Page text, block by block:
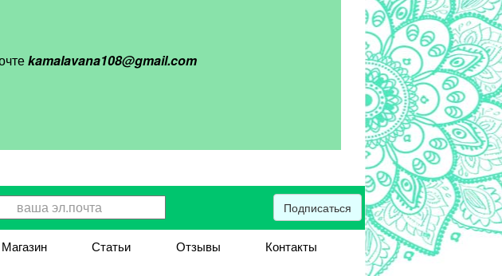
kamalavana108@gmail.com
Подписаться
Магазин Статьи Отзывы
Контакты